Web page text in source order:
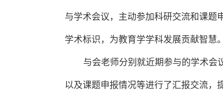
与学术会议，主动参加科研交流和课题
学术标识，为教育学学科发展贡献智慧
与会老师分别就近期参与的学术会
以及课题申报情况等进行了汇报交流，